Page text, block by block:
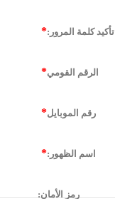
تأكيد كلمة المرور:
الرقم القومي
رقم الموبايل
اسم الظهور:
رمز الأمان: